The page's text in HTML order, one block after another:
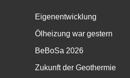
Eigenentwicklung
Ölheizung war gestern
BeBoSa 2026
Zukunft der Geothermie